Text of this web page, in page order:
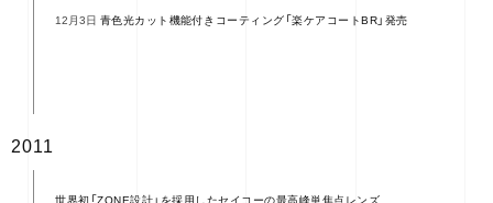
12月3日 青色光カット機能付きコーティング「楽ケアコートBR」発売
2011
世界初「ZONE設計」を採用したセイコーの最高峰単焦点レンズ